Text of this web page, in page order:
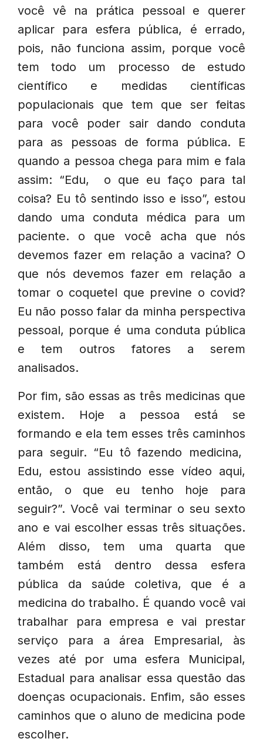
você vê na prática pessoal e querer
aplicar para esfera pública, é errado,
pois, não funciona assim, porque você
tem todo um processo de estudo
científico e medidas científicas
populacionais que tem que ser feitas
para você poder sair dando conduta
para as pessoas de forma pública. E
quando a pessoa chega para mim e fala
assim: “Edu, o que eu faço para tal
coisa? Eu tô sentindo isso e isso”, estou
dando uma conduta médica para um
paciente. o que você acha que nós
devemos fazer em relação a vacina? O
que nós devemos fazer em relação a
tomar o coquetel que previne o covid?
Eu não posso falar da minha perspectiva
pessoal, porque é uma conduta pública
e tem outros fatores a serem
analisados.
Por fim, são essas as três medicinas que
existem. Hoje a pessoa está se
formando e ela tem esses três caminhos
para seguir. “Eu tô fazendo medicina,
Edu, estou assistindo esse vídeo aqui,
então, o que eu tenho hoje para
seguir?”. Você vai terminar o seu sexto
ano e vai escolher essas três situações.
Além disso, tem uma quarta que
também está dentro dessa esfera
pública da saúde coletiva, que é a
medicina do trabalho. É quando você vai
trabalhar para empresa e vai prestar
serviço para a área Empresarial, às
vezes até por uma esfera Municipal,
Estadual para analisar essa questão das
doenças ocupacionais. Enfim, são esses
caminhos que o aluno de medicina pode
escolher.